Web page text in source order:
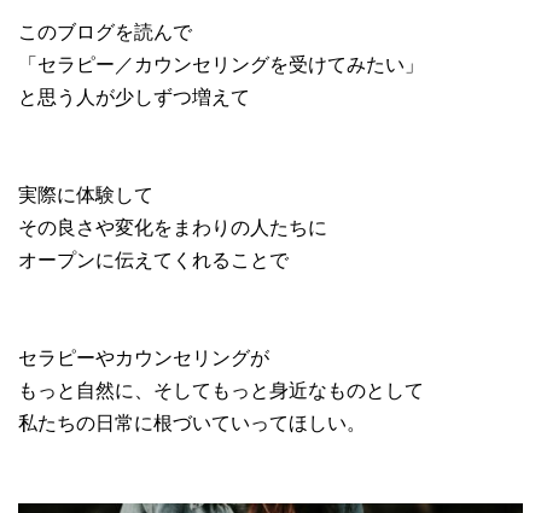
このブログを読んで
「セラピー／カウンセリングを受けてみたい」
と思う人が少しずつ増えて
実際に体験して
その良さや変化をまわりの人たちに
オープンに伝えてくれることで
セラピーやカウンセリングが
もっと自然に、そしてもっと身近なものとして
私たちの日常に根づいていってほしい。